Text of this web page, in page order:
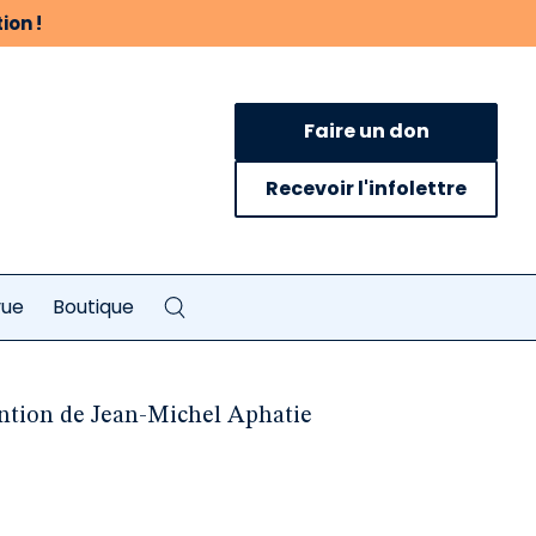
!
Faire un don
Recevoir l'infolettre
Boutique
de Jean-Michel Aphatie